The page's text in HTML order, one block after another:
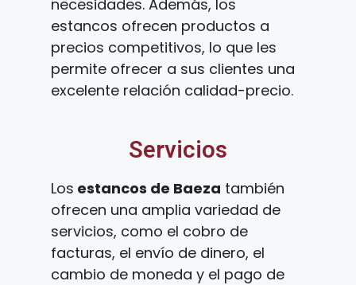
necesidades. Además, los
estancos ofrecen productos a
precios competitivos, lo que les
permite ofrecer a sus clientes una
excelente relación calidad-precio.
Servicios
Los estancos de Baeza también
ofrecen una amplia variedad de
servicios, como el cobro de
facturas, el envío de dinero, el
cambio de moneda y el pago de